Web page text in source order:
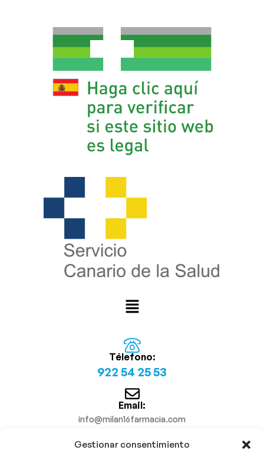
Gestionar consentimiento
Télefono:
922 54 25 53
Email:
info@milan16farmacia.com
¡Síguenos!